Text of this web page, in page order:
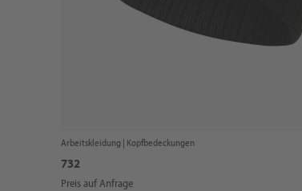
Arbeitskleidung | Kopfbedeckungen
732
Preis auf Anfrage